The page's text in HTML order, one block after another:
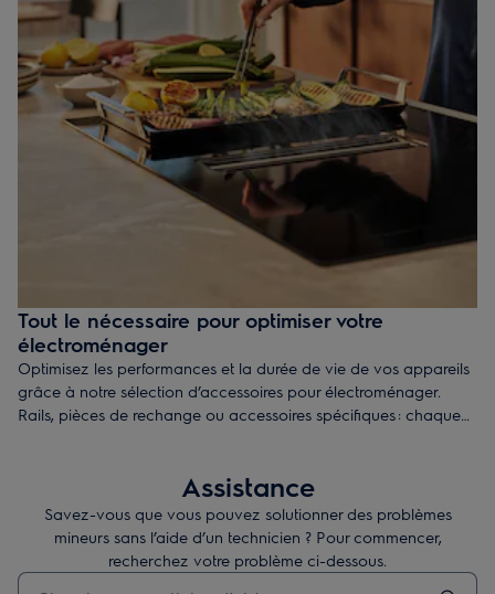
Tout le nécessaire pour optimiser votre
électroménager
Optimisez les performances et la durée de vie de vos appareils
grâce à notre sélection d’accessoires pour électroménager.
Rails, pièces de rechange ou accessoires spécifiques : chaque
confiance à des accessoires fiables pour entretenir, réparer ou
améliorer vos équipements en toute simplicité.
Assistance
Savez-vous que vous pouvez solutionner des problèmes
mineurs sans l’aide d’un technicien ? Pour commencer,
recherchez votre problème ci-dessous.
Taper pour rechercher des articles de conseils